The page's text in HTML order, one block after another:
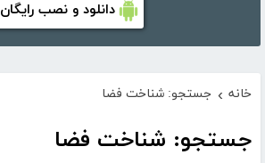
دانلود و نصب رایگان
خانه › جستجو: شناخت فضا
جستجو: شناخت فضا